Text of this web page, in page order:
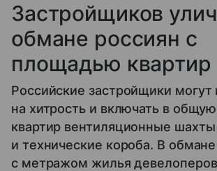
Застройщиков
обмане россиян с
площадью квартир
Российские застройщики могут
на хитрость и включать в
квартир вентиляционные шахты
и технические короба. В
с метражом жилья